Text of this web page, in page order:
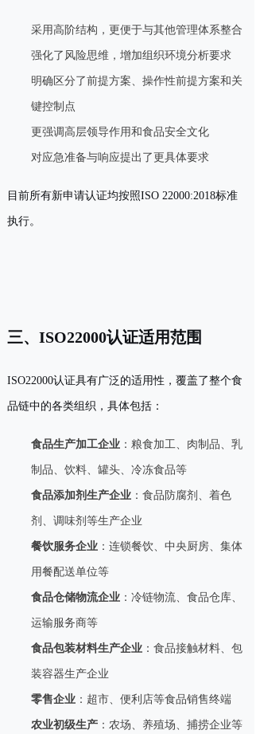
采用高阶结构，更便于与其他管理体系整合
强化了风险思维，增加组织环境分析要求
明确区分了前提方案、操作性前提方案和关
键控制点
更强调高层领导作用和食品安全文化
对应急准备与响应提出了更具体要求
目前所有新申请认证均按照ISO 22000:2018标准
执行。
三、ISO22000认证适用范围
ISO22000认证具有广泛的适用性，覆盖了整个食
品链中的各类组织，具体包括：
食品生产加工企业 ：粮食加工、肉制品、乳
制品、饮料、罐头、冷冻食品等
食品添加剂生产企业 ：食品防腐剂、着色
剂、调味剂等生产企业
餐饮服务企业 ：连锁餐饮、中央厨房、集体
用餐配送单位等
食品仓储物流企业 ：冷链物流、食品仓库、
运输服务商等
食品包装材料生产企业 ：食品接触材料、包
装容器生产企业
零售企业 ：超市、便利店等食品销售终端
农业初级生产 ：农场、养殖场、捕捞企业等